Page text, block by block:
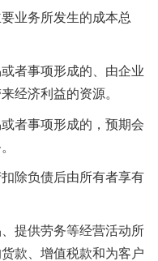
业务所发生的成本总
者事项形成的、由企业
经济利益的资源。
者事项形成的，预期会
除负债后由所有者享有
提供劳务等经营活动所
款、增值税款和为客户